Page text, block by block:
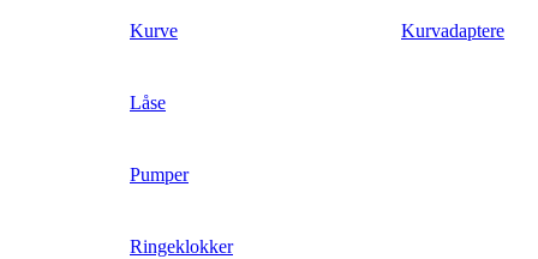
Kurve Kurvadaptere
Låse
Pumper
Ringeklokker